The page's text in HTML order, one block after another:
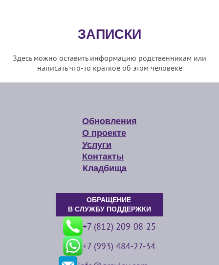
ЗАПИСКИ
Здесь можно оставить информацию родственникам или
написать что-то краткое об этом человеке
Обновления
О проекте
Услуги
Контакты
Кладбища
ОБРАЩЕНИЕ
В СЛУЖБУ ПОДДЕРЖКИ
+7 (812) 209-08-25
+7 (993) 484-27-34